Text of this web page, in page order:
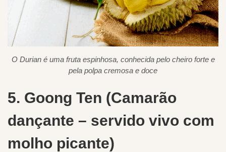
O Durian é uma fruta espinhosa, conhecida pelo cheiro forte e
pela polpa cremosa e doce
5. Goong Ten (Camarão
dançante – servido vivo com
molho picante)